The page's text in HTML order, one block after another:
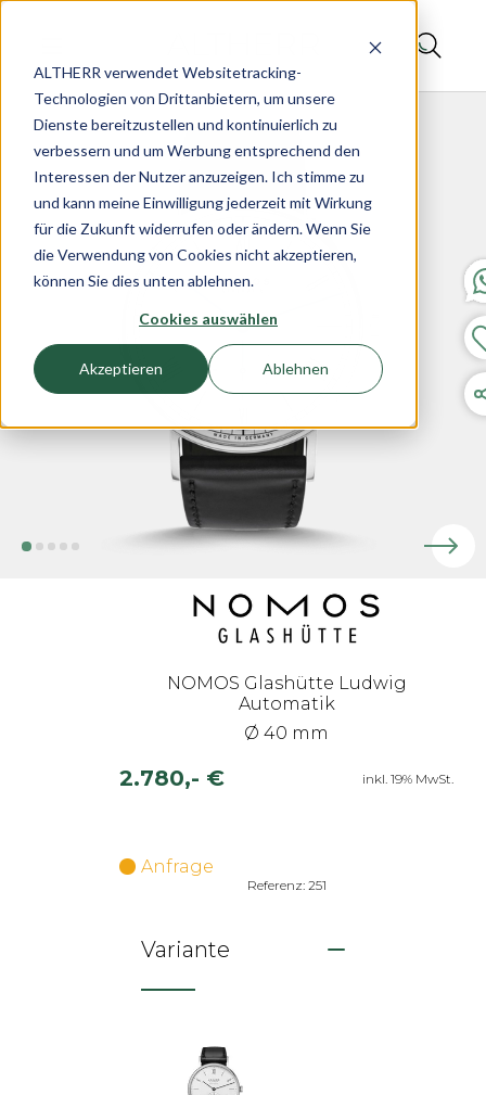
ALTHERR verwendet Websitetracking-
Technologien von Drittanbietern, um unsere
Dienste bereitzustellen und kontinuierlich zu
verbessern und um Werbung entsprechend den
Interessen der Nutzer anzuzeigen. Ich stimme zu
und kann meine Einwilligung jederzeit mit Wirkung
für die Zukunft widerrufen oder ändern. Wenn Sie
die Verwendung von Cookies nicht akzeptieren,
können Sie dies unten ablehnen.
Cookies auswählen
Akzeptieren Ablehnen
NOMOS Glashütte Ludwig
Automatik
Ø 40 mm
2.780,- € inkl. 19% MwSt.
Anfrage
Referenz: 251
Variante